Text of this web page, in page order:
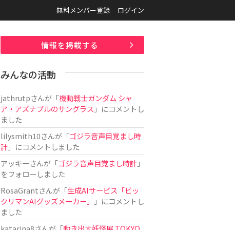
無料メンバー登録 ログイン
情報を掲載する
みんなの活動
jathrutpさんが「機動戦士ガンダム シャ
ア・アズナブルのサングラス 」にコメントし
ました
lilysmith10さんが「ゴジラ音声目覚まし時
計」にコメントしました
アッキーさんが「ゴジラ音声目覚まし時計」
をフォローしました
RosaGrantさんが「生成AIサービス「ビッ
クリマンAIグッズメーカー」
」にコメントし
ました